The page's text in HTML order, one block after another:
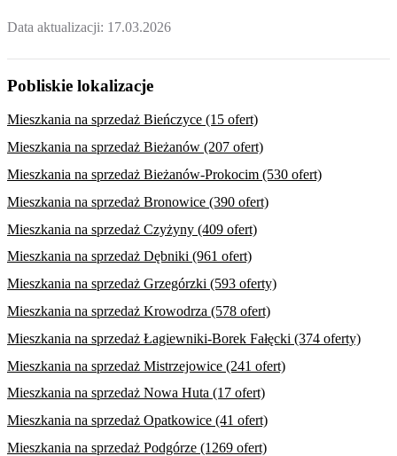
Data aktualizacji: 17.03.2026
Pobliskie lokalizacje
Mieszkania na sprzedaż Bieńczyce (15 ofert)
Mieszkania na sprzedaż Bieżanów (207 ofert)
Mieszkania na sprzedaż Bieżanów-Prokocim (530 ofert)
Mieszkania na sprzedaż Bronowice (390 ofert)
Mieszkania na sprzedaż Czyżyny (409 ofert)
Mieszkania na sprzedaż Dębniki (961 ofert)
Mieszkania na sprzedaż Grzegórzki (593 oferty)
Mieszkania na sprzedaż Krowodrza (578 ofert)
Mieszkania na sprzedaż Łagiewniki-Borek Fałęcki (374 oferty)
Mieszkania na sprzedaż Mistrzejowice (241 ofert)
Mieszkania na sprzedaż Nowa Huta (17 ofert)
Mieszkania na sprzedaż Opatkowice (41 ofert)
Mieszkania na sprzedaż Podgórze (1269 ofert)